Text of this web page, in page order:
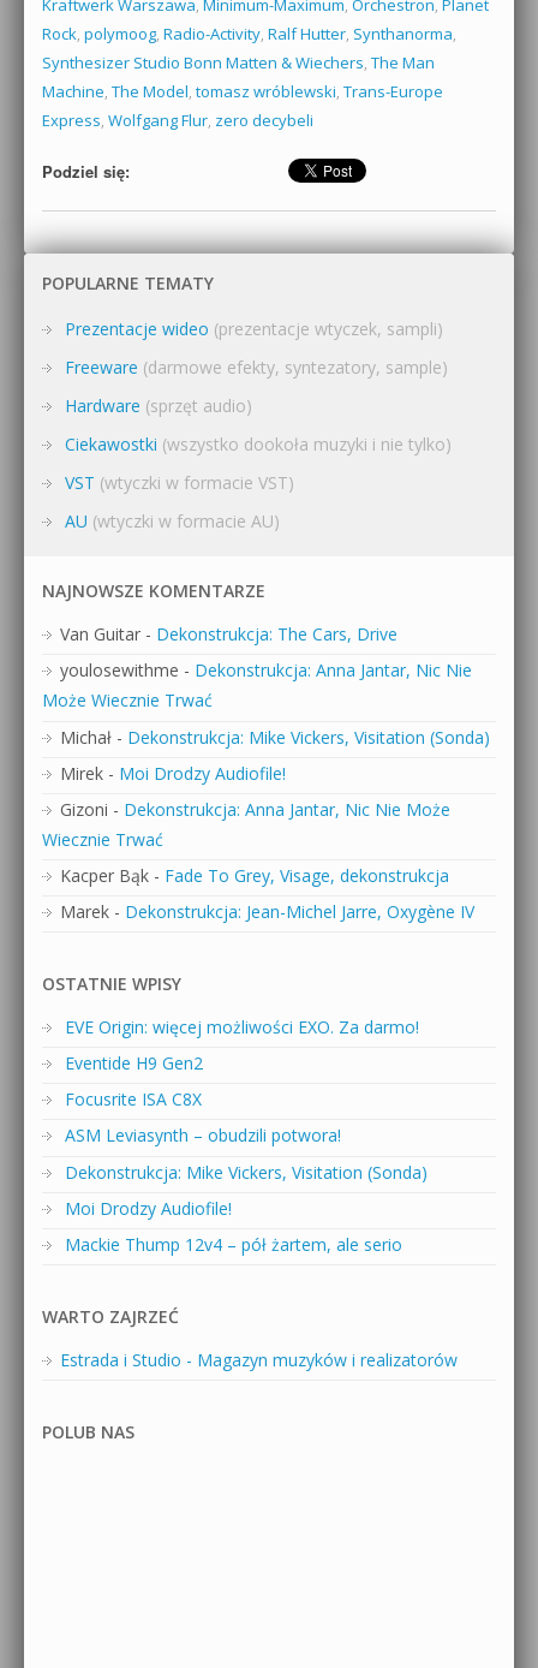
Kraftwerk Warszawa, Minimum-Maximum, Orchestron, Planet
Rock, polymoog, Radio-Activity, Ralf Hutter, Synthanorma,
Synthesizer Studio Bonn Matten & Wiechers, The Man
Machine, The Model, tomasz wróblewski, Trans-Europe
Express, Wolfgang Flur, zero decybeli
Podziel się:
POPULARNE TEMATY
Prezentacje wideo (prezentacje wtyczek, sampli)
Freeware (darmowe efekty, syntezatory, sample)
Hardware (sprzęt audio)
Ciekawostki (wszystko dookoła muzyki i nie tylko)
VST (wtyczki w formacie VST)
AU (wtyczki w formacie AU)
NAJNOWSZE KOMENTARZE
Van Guitar - Dekonstrukcja: The Cars, Drive
youlosewithme - Dekonstrukcja: Anna Jantar, Nic Nie
Może Wiecznie Trwać
Michał - Dekonstrukcja: Mike Vickers, Visitation (Sonda)
Mirek - Moi Drodzy Audiofile!
Gizoni - Dekonstrukcja: Anna Jantar, Nic Nie Może
Wiecznie Trwać
Kacper Bąk - Fade To Grey, Visage, dekonstrukcja
Marek - Dekonstrukcja: Jean-Michel Jarre, Oxygène IV
OSTATNIE WPISY
EVE Origin: więcej możliwości EXO. Za darmo!
Eventide H9 Gen2
Focusrite ISA C8X
ASM Leviasynth – obudzili potwora!
Dekonstrukcja: Mike Vickers, Visitation (Sonda)
Moi Drodzy Audiofile!
Mackie Thump 12v4 – pół żartem, ale serio
WARTO ZAJRZEĆ
Estrada i Studio - Magazyn muzyków i realizatorów
POLUB NAS